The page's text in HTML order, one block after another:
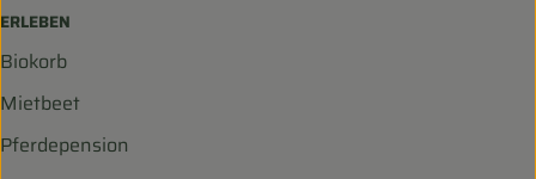
ERLEBEN
Biokorb
Mietbeet
Pferdepension